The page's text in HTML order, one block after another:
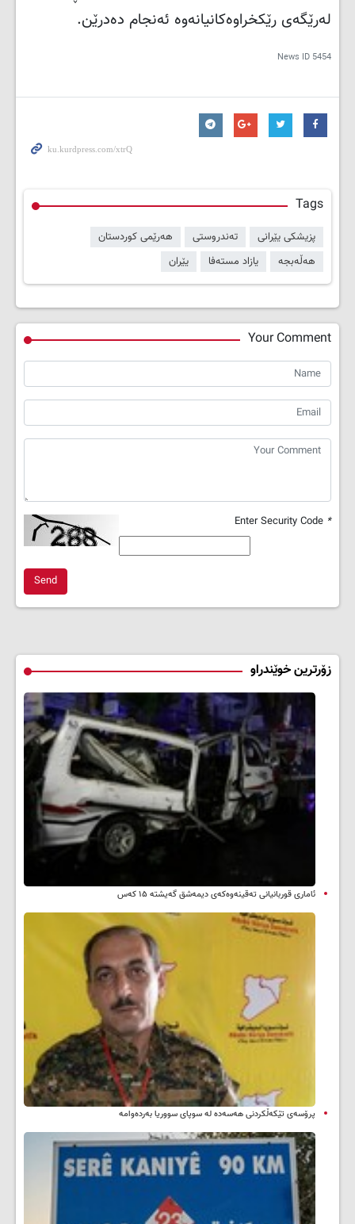
لەرێگەی رێکخراوەکانیانەوە ئەنجام دەدرێن.
News ID 5454
Tags
پزیشکی یێرانی تەندروستی
هەرێمی کوردستان
هەڵەبجە
یازاد مستەفا یێران
Your Comment
*
Send
زۆرترین خوێندراو
ئاماری قوربانیانی تەقینەوەکەی دیمەشق گەیشتە ۱۵ کەس
پرۆسەی تێکەڵکردنی هەسەدە لە سوپای سووریا بەردەوامە